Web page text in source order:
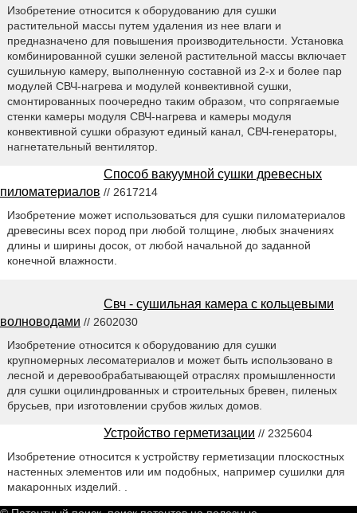
Изобретение относится к оборудованию для сушки
растительной массы путем удаления из нее влаги и
предназначено для повышения производительности. Установка
комбинированной сушки зеленой растительной массы включает
сушильную камеру, выполненную составной из 2-х и более пар
модулей СВЧ-нагрева и модулей конвективной сушки,
смонтированных поочередно таким образом, что сопрягаемые
стенки камеры модуля СВЧ-нагрева и камеры модуля
конвективной сушки образуют единый канал, СВЧ-генераторы,
нагнетательный вентилятор.
Способ вакуумной сушки древесных
пиломатериалов // 2617214
Изобретение может использоваться для сушки пиломатериалов
древесины всех пород при любой толщине, любых значениях
длины и ширины досок, от любой начальной до заданной
конечной влажности.
Свч - сушильная камера с кольцевыми
волноводами // 2602030
Изобретение относится к оборудованию для сушки
крупномерных лесоматериалов и может быть использовано в
лесной и деревообрабатывающей отраслях промышленности
для сушки оцилиндрованных и строительных бревен, пиленых
брусьев, при изготовлении срубов жилых домов.
Устройство герметизации // 2325604
Изобретение относится к устройству герметизации плоскостных
настенных элементов или им подобных, например сушилки для
макаронных изделий. .